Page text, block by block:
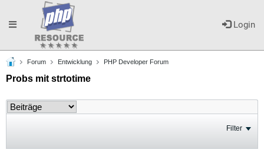
Login
Toggle
navigation
Forum Entwicklung PHP Developer Forum
Probs mit strtotime
Filter